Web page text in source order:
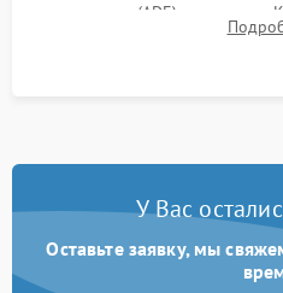
документов (ADF) и дуплекса.
на отсутствие серого фона,
У Вас
Оставьте заявку, мы